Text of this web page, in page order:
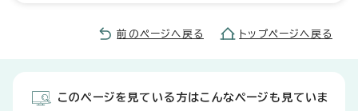
前のページへ戻る トップページへ戻る
このページを見ている方はこんなページも見ていま